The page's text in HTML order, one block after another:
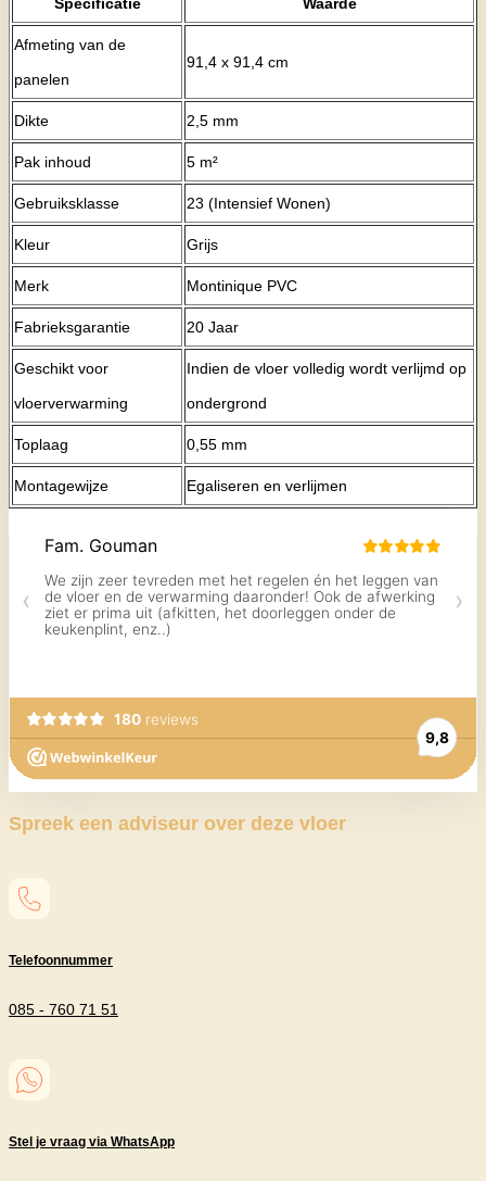
Afmeting van de
panelen
91,4 x 91,4 cm
Dikte 2,5 mm
Pak inhoud 5 m²
Gebruiksklasse 23 (Intensief Wonen)
Kleur Grijs
Merk Montinique PVC
Fabrieksgarantie 20 Jaar
Geschikt voor
vloerverwarming
Indien de vloer volledig wordt verlijmd op
ondergrond
Toplaag 0,55 mm
Montagewijze Egaliseren en verlijmen
Spreek een adviseur over deze vloer
Telefoonnummer
085 - 760 71 51
Stel je vraag via WhatsApp